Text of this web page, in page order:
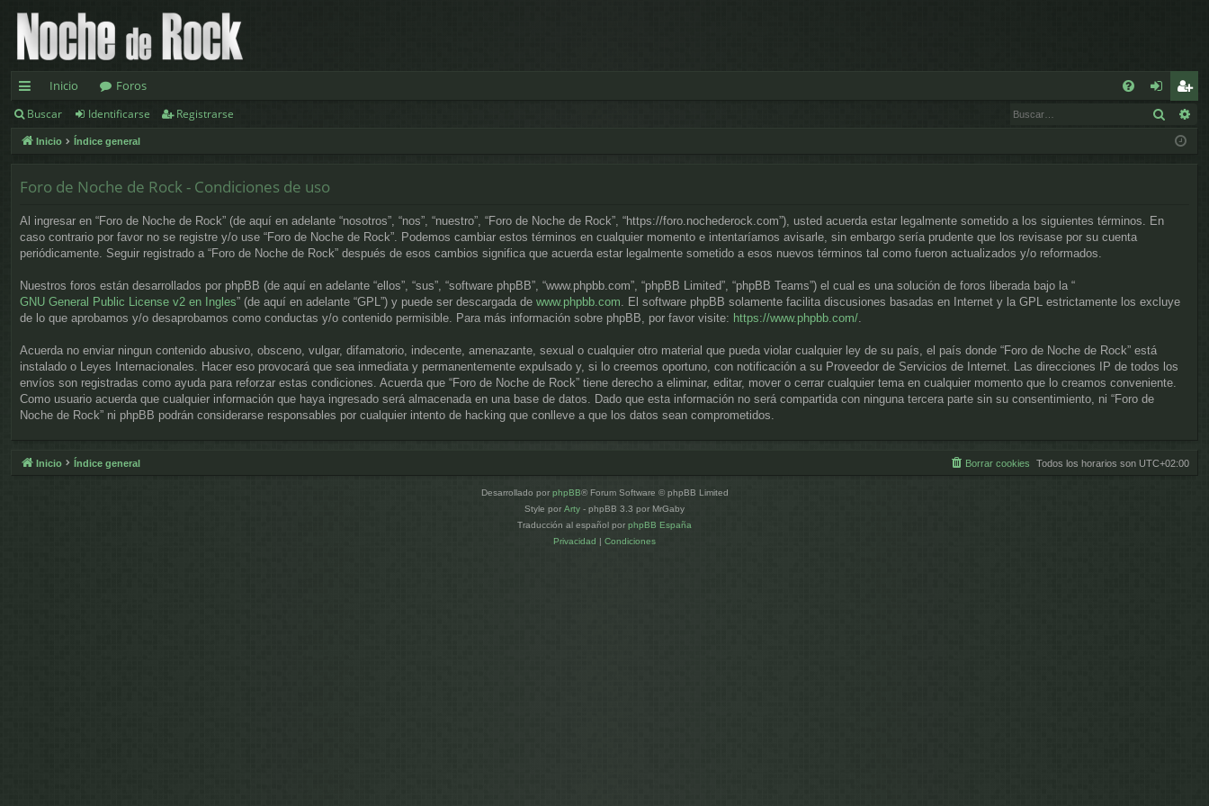
nl
ac
pi
d
os
Inicio
Foros
de
eg
ist
Buscar Identificarse Registrarse Buscar
Inicio Índice general
Foro de Noche de Rock - Condiciones de uso
Al ingresar en “Foro de Noche de Rock” (de aquí en adelante “nosotros”, “nos”, “nuestro”, “Foro de Noche de Rock”, “https://foro.nochederock.com”), usted acuerda estar legalmente sometido a los siguientes términos. En
caso contrario por favor no se registre y/o use “Foro de Noche de Rock”. Podemos cambiar estos términos en cualquier momento e intentaríamos avisarle, sin embargo sería prudente que los revisase por su cuenta
periódicamente. Seguir registrado a “Foro de Noche de Rock” después de esos cambios significa que acuerda estar legalmente sometido a esos nuevos términos tal como fueron actualizados y/o reformados.
Nuestros foros están desarrollados por phpBB (de aquí en adelante “ellos”, “sus”, “software phpBB”, “www.phpbb.com”, “phpBB Limited”, “phpBB Teams”) el cual es una solución de foros liberada bajo la “
GNU General Public License v2 en Ingles” (de aquí en adelante “GPL”) y puede ser descargada de www.phpbb.com . El software phpBB solamente facilita discusiones basadas en Internet y la GPL estrictamente los excluye
de lo que aprobamos y/o desaprobamos como conductas y/o contenido permisible. Para más información sobre phpBB, por favor visite: https://www.phpbb.com/
Acuerda no enviar ningun contenido abusivo, obsceno, vulgar, difamatorio, indecente, amenazante, sexual o cualquier otro material que pueda violar cualquier ley de su país, el país donde “Foro de Noche de Rock” está
instalado o Leyes Internacionales. Hacer eso provocará que sea inmediata y permanentemente expulsado y, si lo creemos oportuno, con notificación a su Proveedor de Servicios de Internet. Las direcciones IP de todos los
envíos son registradas como ayuda para reforzar estas condiciones. Acuerda que “Foro de Noche de Rock” tiene derecho a eliminar, editar, mover o cerrar cualquier tema en cualquier momento que lo creamos conveniente.
Como usuario acuerda que cualquier información que haya ingresado será almacenada en una base de datos. Dado que esta información no será compartida con ninguna tercera parte sin su consentimiento, ni “Foro de
Noche de Rock” ni phpBB podrán considerarse responsables por cualquier intento de hacking que conlleve a que los datos sean comprometidos.
Inicio Índice general Todos los horarios son UTC+02:00
Borrar cookies
Desarrollado por phpBB® Forum Software © phpBB Limited
Style por Arty - phpBB 3.3 por MrGaby
Traducción al español por phpBB España
Privacidad | Condiciones